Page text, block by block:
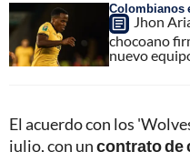
Colombianos
Jhon
chocoano
nuevo
El acuerdo con los
julio, con uncontrato de